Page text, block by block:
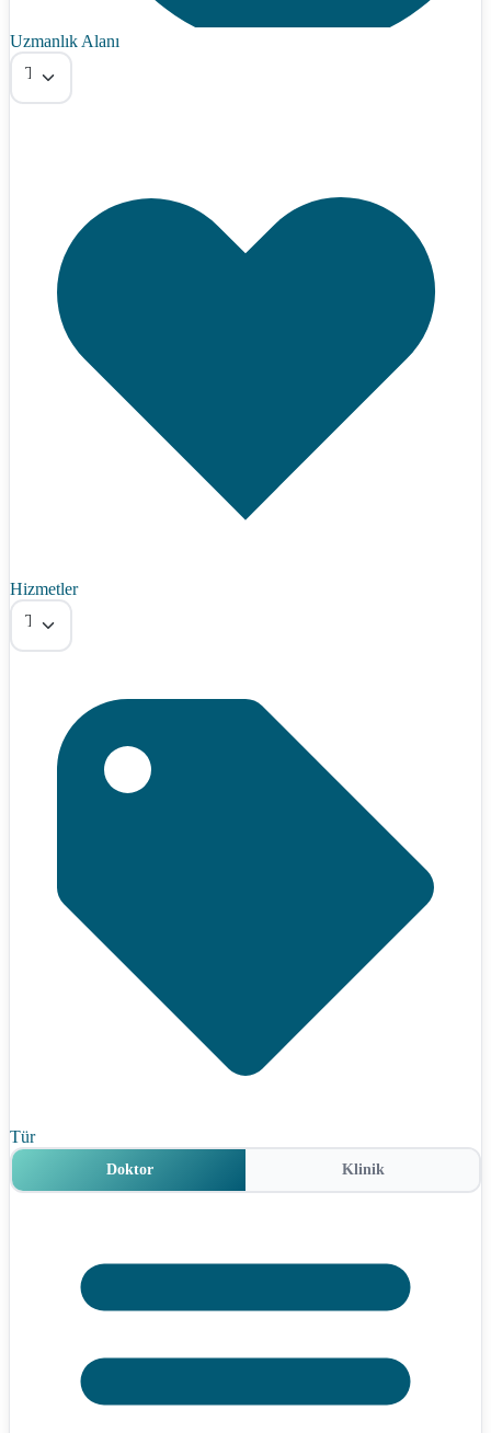
Uzmanlık Alanı
Tümü
Hizmetler
Tümü
Tür
Doktor Klinik